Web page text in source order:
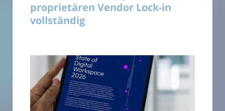
proprietären Vendor Lock-in
vollständig